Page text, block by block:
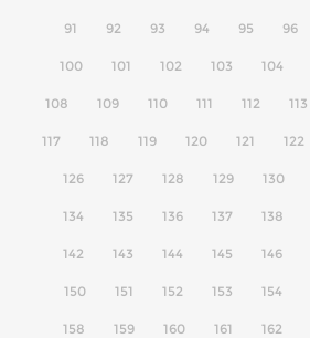
91 92 93 94 95 96
100 101 102 103 104
108 109 110 111 112 113
117 118 119 120 121 122
126 127 128 129 130
134 135 136 137 138
142 143 144 145 146
150 151 152 153 154
158 159 160 161 162